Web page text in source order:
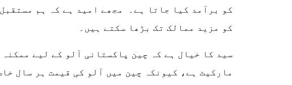
کو برآمد کیا جاتا ہے۔ مجھے امید ہے کہ ہم
کو مزید ممالک تک بڑھا سکتے ہیں۔
سید کا خیال ہے کہ چین پاکستانی آلو کے لیے
مارکیٹ ہے، کیونکہ چین میں آلو کی قیمت ہر سال